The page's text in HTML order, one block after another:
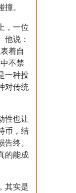
。
，一位
他说：
着自
不禁
一种投
对传统
性也让
币，结
终。
的能成
其实是